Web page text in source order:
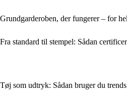
Grundgarderoben, der fungerer – for
Fra standard til stempel: Sådan
Tøj som udtryk: Sådan bruger du